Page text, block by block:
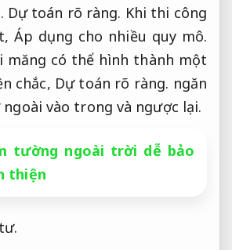
Dự toán rõ ràng. Khi thi công
Áp dụng cho nhiều quy mô.
măng có thể hình thành một
chắc, Dự toán rõ ràng. ngăn
vào trong và ngược lại.
tường ngoài trời dễ bảo
thiện